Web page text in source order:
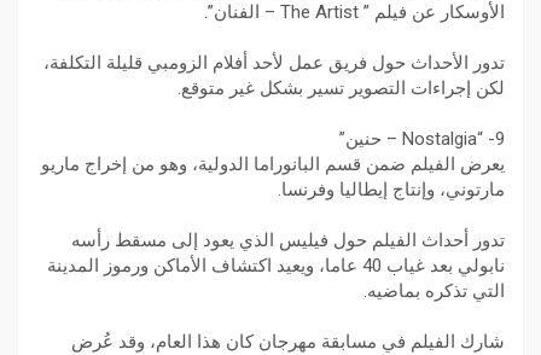
الأوسكار عن فيلم ” The Artist – الفنان”.
تدور الأحداث حول فريق عمل لأحد أفلام الزومبي قليلة التكلفة،
لكن إجراءات التصوير تسير بشكل غير متوقع.
9- “Nostalgia – حنين”
يعرض الفيلم ضمن قسم البانوراما الدولية، وهو من إخراج ماريو
مارتوني، وإنتاج إيطاليا وفرنسا.
تدور أحداث الفيلم حول فيليس الذي يعود إلى مسقط رأسه
نابولي بعد غياب 40 عاما، ويعيد اكتشاف الأماكن ورموز المدينة
التي تذكره بماضيه.
شارك الفيلم في مسابقة مهرجان كان هذا العام، وقد عُرض